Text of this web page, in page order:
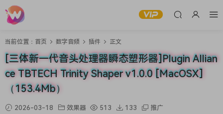
当前位置： 首页 数字音频 插件 正文
[三体新一代音头处理器瞬态塑形器]Plugin Allian
ce TBTECH Trinity Shaper v1.0.0 [MacOSX]
（153.4Mb）
2026-03-18 效果器 513 133 推广